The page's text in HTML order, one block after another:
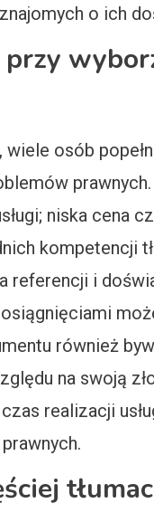
o ich
przy
osób
niska cena
kompetencji
referencji i
również
na swoją
realizacji